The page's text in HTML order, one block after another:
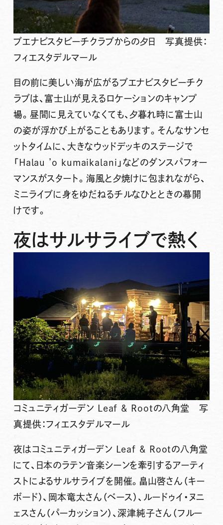
ブエナビスタビーチクラブからの夕日 写真提供：
フィエスタデルマール
目の前に美しい海が広がるブエナビスタビーチク
ラブは、富士山が見えるロケーションのキャンプ
場。昼間に見えていなくても、夕暮れ時に富士山
の姿が浮かび上がることもあります。そんなサンセ
ットタイムに、大きなウッドデッキのステージで
「Halau ’o kumaikalani」などのダンスパフォー
マンスがスタート。海風と夕焼けに包まれながら、
ミニライブに身をゆだねるチルなひとときの幕開
けです。
夜はサルサライブで熱く
コミュニティガーデン Leaf & Rootの八角堂 写
真提供：フィエスタデルマール
夜はコミュニティガーデン Leaf & Rootの八角堂
にて、日本のラテン音楽シーンを牽引するアーティ
ストによるサルサライブを開催。畠山啓さん（キー
ボード）、岡本竜太さん（ベース）、ルードゥイ・ヌニ
ェスさん（パーカッション）、深津純子さん（フルー